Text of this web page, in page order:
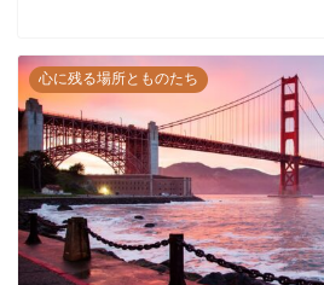
心に残る場所とものたち